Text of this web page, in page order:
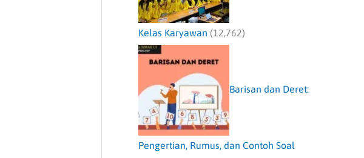
Kelas Karyawan (12,762)
Barisan dan Deret:
Pengertian, Rumus, dan Contoh Soal